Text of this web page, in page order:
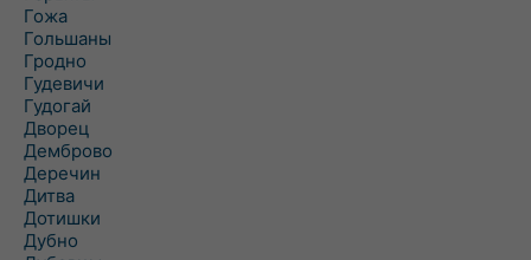
Гожа
Гольшаны
Гродно
Гудевичи
Гудогай
Дворец
Демброво
Деречин
Дитва
Дотишки
Дубно